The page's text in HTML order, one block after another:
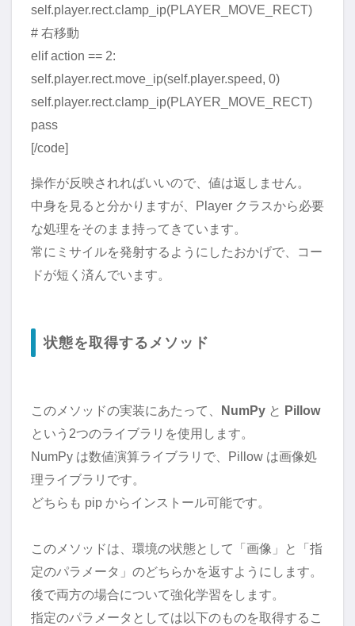
self.player.rect.clamp_ip(PLAYER_MOVE_RECT)
# 右移動
elif action == 2:
self.player.rect.move_ip(self.player.speed, 0)
self.player.rect.clamp_ip(PLAYER_MOVE_RECT)
pass
[/code]
操作が反映されればいいので、値は返しません。
中身を見ると分かりますが、Player クラスから必要
な処理をそのまま持ってきています。
常にミサイルを発射するようにしたおかげで、コー
ドが短く済んでいます。
状態を取得するメソッド
このメソッドの実装にあたって、 NumPy と Pillow
という2つのライブラリを使用します。
NumPy は数値演算ライブラリで、Pillow は画像処
理ライブラリです。
どちらも pip からインストール可能です。
このメソッドは、環境の状態として「画像」と「指
定のパラメータ」のどちらかを返すようにします。
後で両方の場合について強化学習をします。
指定のパラメータとしては以下のものを取得するこ